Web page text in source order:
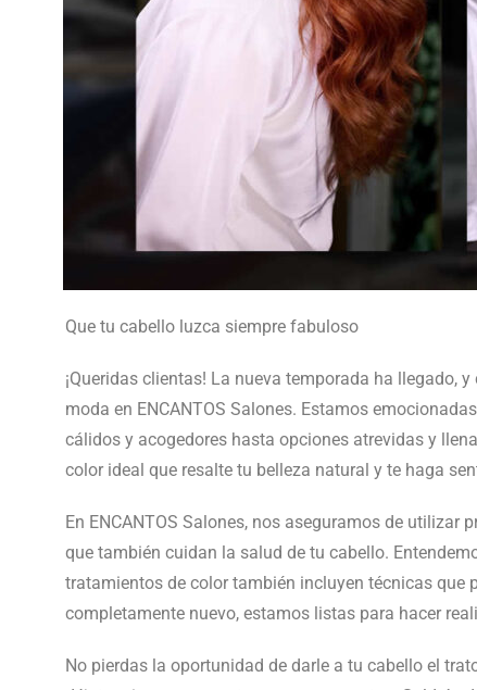
Que tu cabello luzca siempre fabuloso
¡Queridas clientas! La nueva temporada ha llegado,
moda en ENCANTOS Salones. Estamos
cálidos y acogedores hasta opciones atrevidas y
color ideal que resalte tu belleza natural y te haga
En ENCANTOS Salones, nos aseguramos de
que también cuidan la salud de tu cabello.
tratamientos de color también incluyen técnicas que
completamente nuevo, estamos listas para hacer
No pierdas la oportunidad de darle a tu cabello el